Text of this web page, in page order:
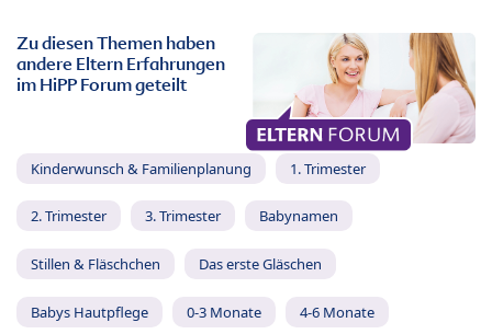
Zu diesen Themen haben
andere Eltern Erfahrungen
im HiPP Forum geteilt
Kinderwunsch & Familienplanung 1. Trimester
2. Trimester 3. Trimester Babynamen
Stillen & Fläschchen Das erste Gläschen
Babys Hautpflege 0-3 Monate 4-6 Monate